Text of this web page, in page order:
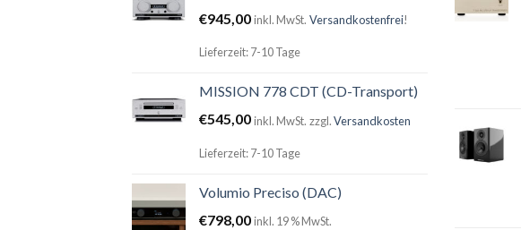
€945,00inkl. MwSt. Versandkostenfrei!
Lieferzeit: 7-10 Tage
MISSION 778 CDT (CD-Transport)
€545,00inkl. MwSt. zzgl.Versandkosten
Lieferzeit: 7-10 Tage
Volumio Preciso (DAC)
€798,00inkl. 19 % MwSt.